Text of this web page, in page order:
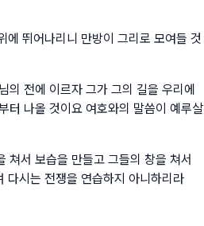
에 뛰어나리니 만방이 그리로 모여들 것
의 전에 이르자 그가 그의 길을 우리에
터 나올 것이요 여호와의 말씀이 예루살
쳐서 보습을 만들고 그들의 창을 쳐서
다시는 전쟁을 연습하지 아니하리라